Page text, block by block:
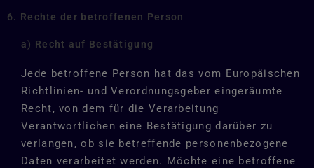
6. Rechte der betroffenen Person
a) Recht auf Bestätigung
Jede betroffene Person hat das vom Europäischen
Richtlinien- und Verordnungsgeber eingeräumte
Recht, von dem für die Verarbeitung
Verantwortlichen eine Bestätigung darüber zu
verlangen, ob sie betreffende personenbezogene
Daten verarbeitet werden. Möchte eine betroffene